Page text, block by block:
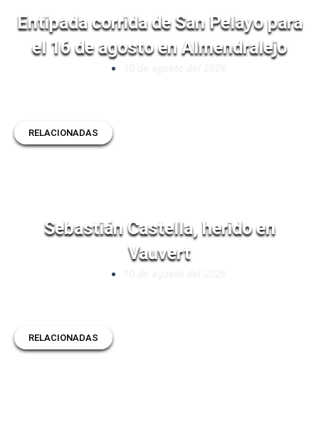
Entipada corrida de San Pelayo para
el 16 de agosto en Almendralejo
RELACIONADAS
Sebastián Castella, herido en
Vauvert
RELACIONADAS